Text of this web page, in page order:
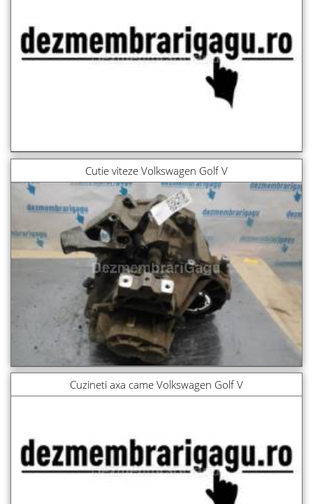
Cutie viteze Volkswagen Golf V
Cuzineti axa came Volkswagen Golf V